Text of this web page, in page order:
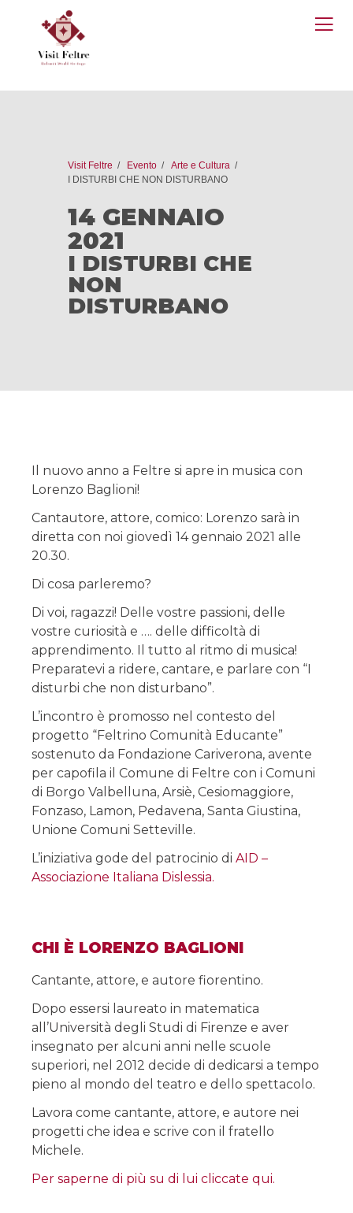
Visit Feltre Evento
Arte e Cultura
I DISTURBI CHE NON DISTURBANO
14 GENNAIO
2021
I DISTURBI CHE
NON
DISTURBANO
Il nuovo anno a Feltre si apre in musica con
Lorenzo Baglioni!
Cantautore, attore, comico: Lorenzo sarà in
diretta con noi giovedì 14 gennaio 2021 alle
20.30.
Di cosa parleremo?
Di voi, ragazzi! Delle vostre passioni, delle
vostre curiosità e …. delle difficoltà di
apprendimento. Il tutto al ritmo di musica!
Preparatevi a ridere, cantare, e parlare con “I
disturbi che non disturbano”.
L’incontro è promosso nel contesto del
progetto “Feltrino Comunità Educante”
sostenuto da Fondazione Cariverona, avente
per capofila il Comune di Feltre con i Comuni
di Borgo Valbelluna, Arsiè, Cesiomaggiore,
Fonzaso, Lamon, Pedavena, Santa Giustina,
Unione Comuni Setteville.
L’iniziativa gode del patrocinio di AID –
Associazione Italiana Dislessia.
CHI È LORENZO BAGLIONI
Cantante, attore, e autore fiorentino.
Dopo essersi laureato in matematica
all’Università degli Studi di Firenze e aver
insegnato per alcuni anni nelle scuole
superiori, nel 2012 decide di dedicarsi a tempo
pieno al mondo del teatro e dello spettacolo.
Lavora come cantante, attore, e autore nei
progetti che idea e scrive con il fratello
Michele.
Per saperne di più su di lui cliccate qui.